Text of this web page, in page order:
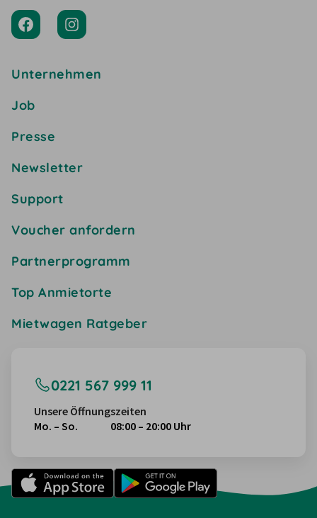
Unternehmen
Job
Presse
Newsletter
Support
Voucher anfordern
Partnerprogramm
Top Anmietorte
Mietwagen Ratgeber
0221 567 999 11
Unsere Öffnungszeiten
Mo. – So.
08:00 – 20:00 Uhr